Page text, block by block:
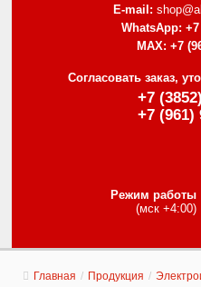
E-mail:
WhatsApp: +7
MAX: +7
Согласовать заказ,
+7
+7 (961)
Режим работы
(мск +4:00)
Главная / Продукция /